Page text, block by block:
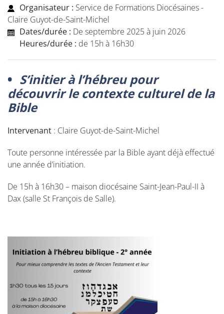
Organisateur : Service de Formations Diocésaines -
Claire Guyot-de-Saint-Michel
Dates/durée : De septembre 2025 à juin 2026
Heures/durée : de 15h à 16h30
S’initier à l’hébreu pour
découvrir le contexte culturel de la
Bible
Intervenant : Claire Guyot-de-Saint-Michel
Toute personne intéressée par la Bible ayant déjà effectué
une année d’initiation.
De 15h à 16h30 – maison diocésaine Saint-Jean-Paul-II à
Dax (salle St François de Salle).